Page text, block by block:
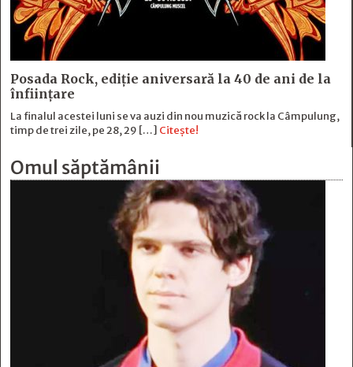
Posada Rock, ediţie aniversară la 40 de ani de la
înfiinţare
La finalul acestei luni se va auzi din nou muzică rock la Câmpulung,
timp de trei zile, pe 28, 29 […] Citește!
Omul săptămânii